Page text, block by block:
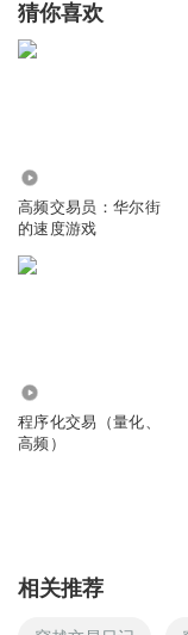
猜你喜欢
高频交易员：华尔街
的速度游戏
程序化交易（量化、
高频）
相关推荐